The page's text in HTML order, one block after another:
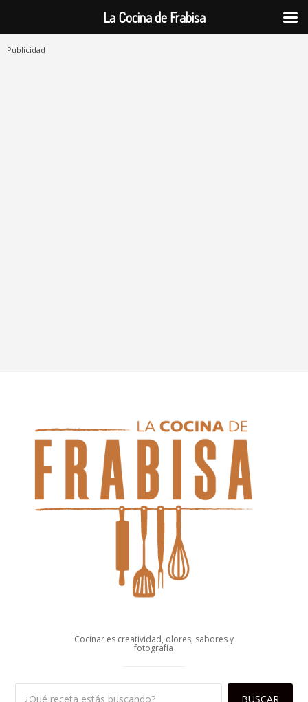
Publicidad
Cocinar es creatividad, olores, sabores y
fotografía
La Cocina de Frabisa